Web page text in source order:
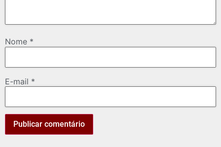
Nome *
E-mail *